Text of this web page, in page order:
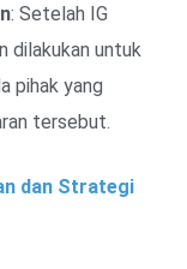
: Setelah IG
dilakukan untuk
pihak yang
tersebut.
dan Strategi